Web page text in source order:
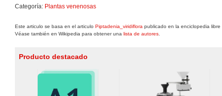
Categoría: Plantas venenosas
Este articulo se basa en el articulo Piptadenia_viridiflora publicado en la enciclopedia
Véase también en Wikipedia para obtener una lista de autores
Producto destacado